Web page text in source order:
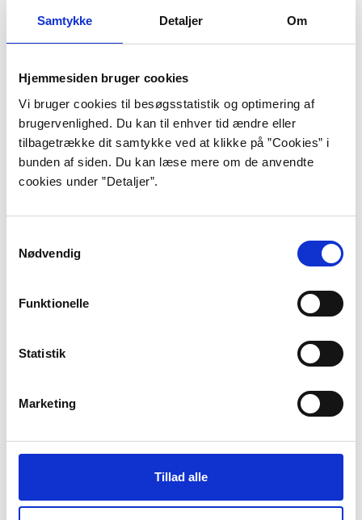
Samtykke Detaljer Om
Hjemmesiden bruger cookies
Vi bruger cookies til besøgsstatistik og optimering af
brugervenlighed. Du kan til enhver tid ændre eller
tilbagetrække dit samtykke ved at klikke på ”Cookies” i
bunden af siden. Du kan læse mere om de anvendte
cookies under ”Detaljer”.
Nødvendig
Funktionelle
Statistik
Marketing
Tillad alle
individer kan man finde både skønhed
og svineri. Mennesket er en indviklet
skabning, lidt af en labyrint, og man
kan godt komme på gale veje hvis man
begiver sig ind i de irgange for at lede
efter en forklaring.”
”Sommerlys, og så kommer natten”, s. 132.
Jón Kalman Stefánsson er født i Reykjavik i 1963 og
flyttede han til Keflavik, inden han i 1986 flyttede
tilbage til Reykjavik med sin studentereksamen i
vestlige Island, hvor han havde forskellige jobs: han
og som politimand i lufthavnen i Keflavik.
litteratur på Islands Universitet i Reykjavik uden dog
litteratur på to gymnasier har han i en årrække skrevet
artikler og kritik for avisen Morgunblaðið.